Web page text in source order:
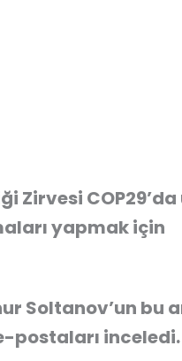
Zirvesi
yapmak için
Soltanov’un bu
postaları inceledi.